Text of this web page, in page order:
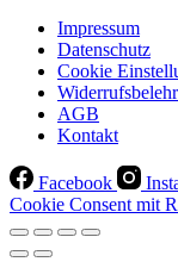
Impressum
Datenschutz
Cookie
AGB
Kontakt
Facebook
Cookie Consent mit